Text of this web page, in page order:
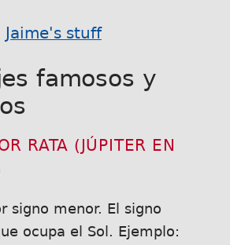
Jaime's stuff
famosos y
RATA (JÚPITER EN
signo menor. El signo
ocupa el Sol. Ejemplo: